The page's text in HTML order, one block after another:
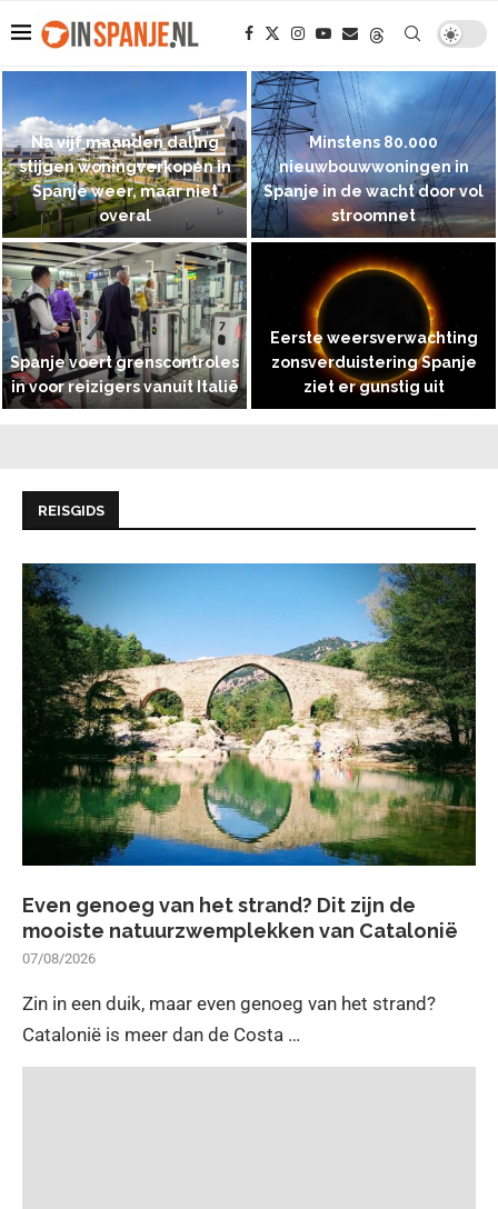
Na vijf maanden daling
stijgen woningverkopen in
Spanje weer, maar niet
overal
Minstens 80.000
nieuwbouwwoningen in
Spanje in de wacht door vol
stroomnet
Spanje voert grenscontroles
in voor reizigers vanuit Italië
Eerste weersverwachting
zonsverduistering Spanje
ziet er gunstig uit
REISGIDS
Even genoeg van het strand? Dit zijn de
mooiste natuurzwemplekken van Catalonië
07/08/2026
Zin in een duik, maar even genoeg van het strand?
Catalonië is meer dan de Costa …